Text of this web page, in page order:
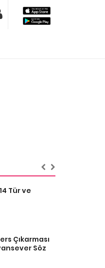
Tür ve
Çıkarması
Söz